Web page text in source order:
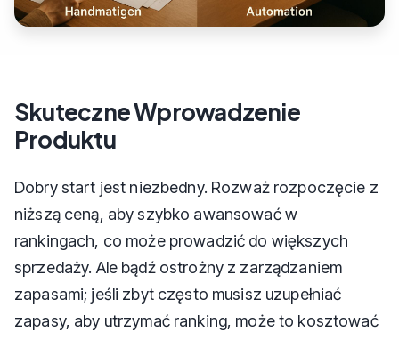
Skuteczne Wprowadzenie
Produktu
Dobry start jest niezbedny. Rozważ rozpoczęcie z
niższą ceną, aby szybko awansować w
rankingach, co może prowadzić do większych
sprzedaży. Ale bądź ostrożny z zarządzaniem
zapasami; jeśli zbyt często musisz uzupełniać
zapasy, aby utrzymać ranking, może to kosztować